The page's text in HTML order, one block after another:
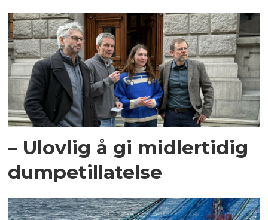
– Ulovlig å gi midlertidig
dumpetillatelse